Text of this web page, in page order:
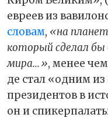
евреев из
словам, «на
который сделал
мира...», менее
де стал «одним
президентов в
он и